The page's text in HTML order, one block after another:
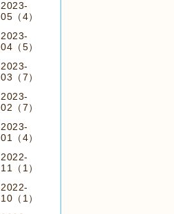
2023-
05（4）
2023-
04（5）
2023-
03（7）
2023-
02（7）
2023-
01（4）
2022-
11（1）
2022-
10（1）